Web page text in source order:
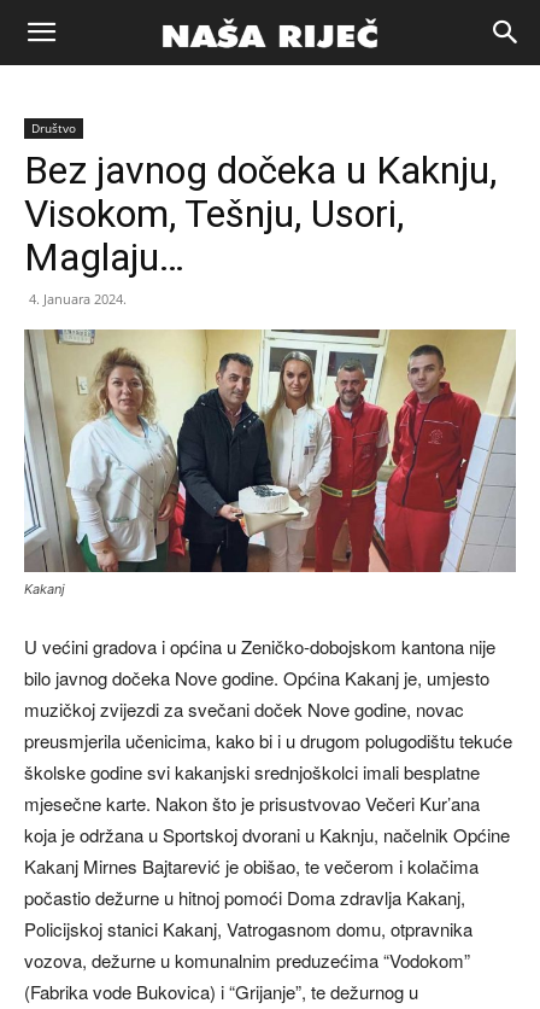
Naša
riječ
Zenica
Društvo
Bez javnog dočeka u Kaknju,
Visokom, Tešnju, Usori,
Maglaju…
4. Januara 2024.
Kakanj
U većini gradova i općina u Zeničko-dobojskom kantona nije
bilo javnog dočeka Nove godine. Općina Kakanj je, umjesto
muzičkoj zvijezdi za svečani doček Nove godine, novac
preusmjerila učenicima, kako bi i u drugom polugodištu tekuće
školske godine svi kakanjski srednjoškolci imali besplatne
mjesečne karte. Nakon što je prisustvovao Večeri Kur’ana
koja je održana u Sportskoj dvorani u Kaknju, načelnik Općine
Kakanj Mirnes Bajtarević je obišao, te večerom i kolačima
počastio dežurne u hitnoj pomoći Doma zdravlja Kakanj,
Policijskoj stanici Kakanj, Vatrogasnom domu, otpravnika
vozova, dežurne u komunalnim preduzećima “Vodokom”
(Fabrika vode Bukovica) i “Grijanje”, te dežurnog u